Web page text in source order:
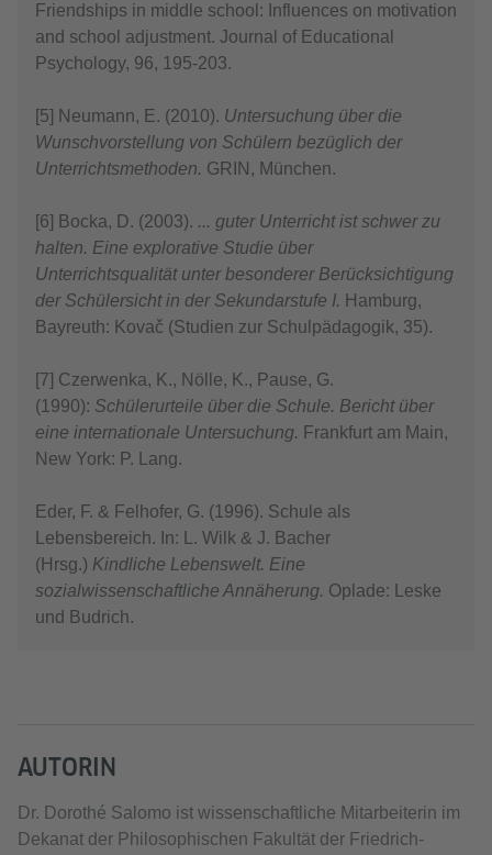
Friendships in middle school: Influences on motivation
and school adjustment. Journal of Educational
Psychology, 96, 195-203.
[5] Neumann, E. (2010). Untersuchung über die
Wunschvorstellung von Schülern bezüglich der
Unterrichtsmethoden. GRIN, München.
[6] Bocka, D. (2003). ... guter Unterricht ist schwer zu
halten. Eine explorative Studie über
Unterrichtsqualität unter besonderer Berücksichtigung
der Schülersicht in der Sekundarstufe I. Hamburg,
Bayreuth: Kovač (Studien zur Schulpädagogik, 35).
[7] Czerwenka, K., Nölle, K., Pause, G.
(1990): Schülerurteile über die Schule. Bericht über
eine internationale Untersuchung. Frankfurt am Main,
New York: P. Lang.
Eder, F. & Felhofer, G. (1996). Schule als
Lebensbereich. In: L. Wilk & J. Bacher
(Hrsg.) Kindliche Lebenswelt. Eine
sozialwissenschaftliche Annäherung. Oplade: Leske
und Budrich.
AUTORIN
Dr. Dorothé Salomo ist wissenschaftliche Mitarbeiterin im
Dekanat der Philosophischen Fakultät der Friedrich-